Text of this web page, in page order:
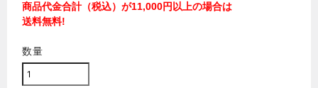
商品代金合計（税込）が11,000円以上の場合は
送料無料!
数量